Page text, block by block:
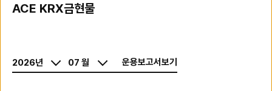
ACE KRX금현물
운용보고서보기